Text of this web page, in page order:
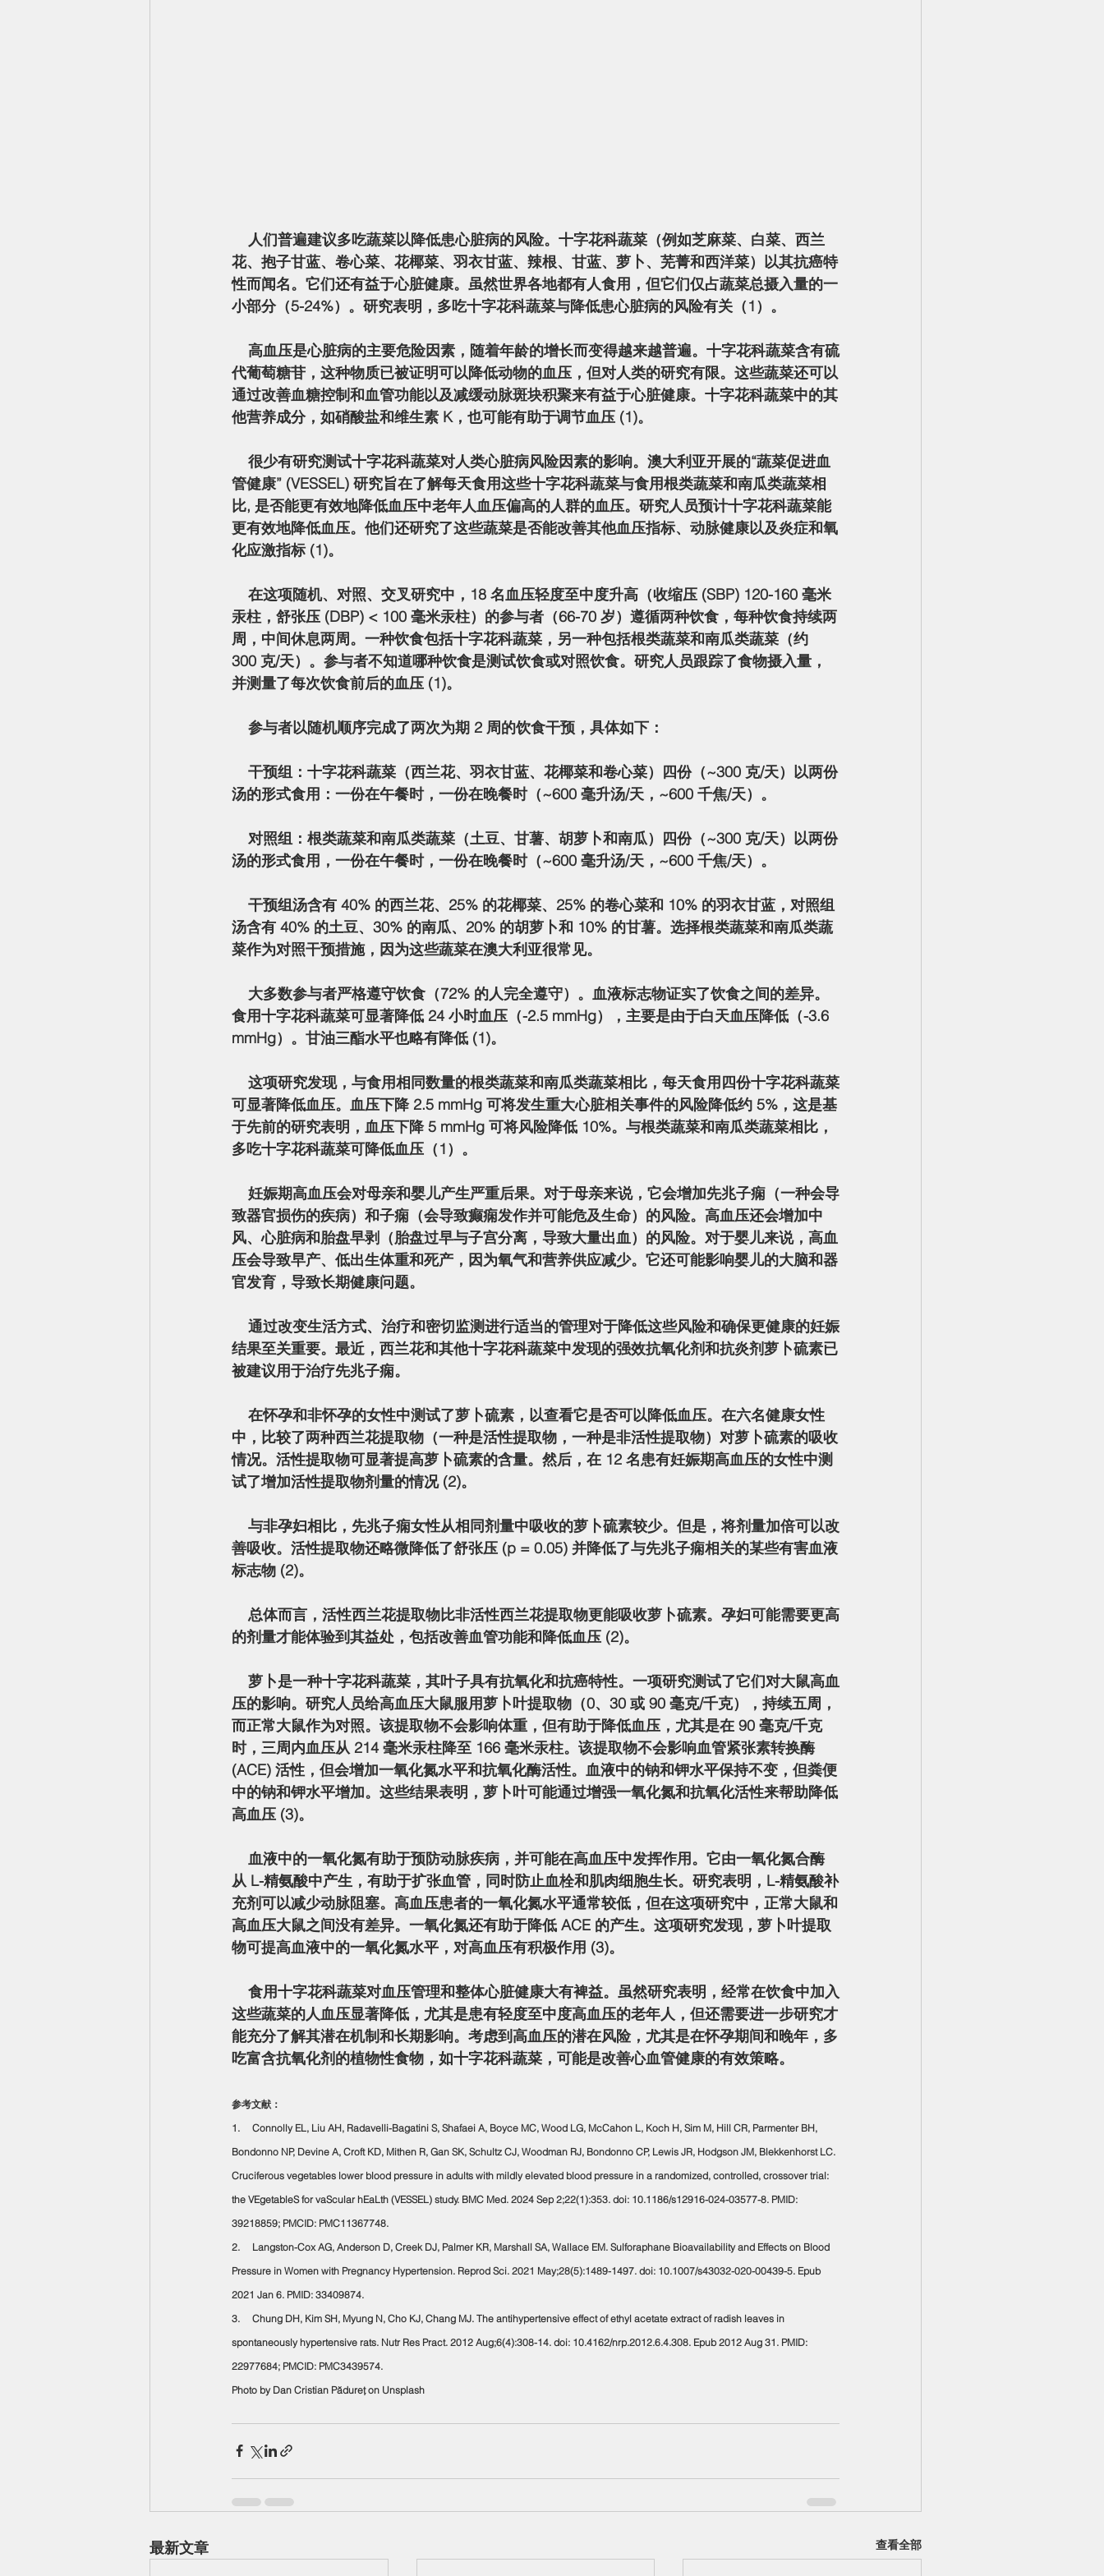
花、抱子甘蓝、卷心菜、花椰菜、羽衣甘蓝、辣根、甘蓝、萝卜、芜菁和西洋菜）以其抗癌特
性而闻名。它们还有益于心脏健康。虽然世界各地都有人食用，但它们仅占蔬菜总摄入量的一
小部分（5-24%）。研究表明，多吃十字花科蔬菜与降低患心脏病的风险有关（1）。
代葡萄糖苷，这种物质已被证明可以降低动物的血压，但对人类的研究有限。这些蔬菜还可以
通过改善血糖控制和血管功能以及减缓动脉斑块积聚来有益于心脏健康。十字花科蔬菜中的其
他营养成分，如硝酸盐和维生素 K，也可能有助于调节血压 (1)。
管健康” (VESSEL) 研究旨在了解每天食用这些十字花科蔬菜与食用根类蔬菜和南瓜类蔬菜相
比, 是否能更有效地降低血压中老年人血压偏高的人群的血压。研究人员预计十字花科蔬菜能
更有效地降低血压。他们还研究了这些蔬菜是否能改善其他血压指标、动脉健康以及炎症和氧
化应激指标 (1)。
汞柱，舒张压 (DBP) < 100 毫米汞柱）的参与者（66-70 岁）遵循两种饮食，每种饮食持续两
周，中间休息两周。一种饮食包括十字花科蔬菜，另一种包括根类蔬菜和南瓜类蔬菜（约
300 克/天）。参与者不知道哪种饮食是测试饮食或对照饮食。研究人员跟踪了食物摄入量，
并测量了每次饮食前后的血压 (1)。
    参与者以随机顺序完成了两次为期 2 周的饮食干预，具体如下：
汤的形式食用：一份在午餐时，一份在晚餐时（~600 毫升汤/天，~600 千焦/天）。
汤的形式食用，一份在午餐时，一份在晚餐时（~600 毫升汤/天，~600 千焦/天）。
汤含有 40% 的土豆、30% 的南瓜、20% 的胡萝卜和 10% 的甘薯。选择根类蔬菜和南瓜类蔬
菜作为对照干预措施，因为这些蔬菜在澳大利亚很常见。
食用十字花科蔬菜可显著降低 24 小时血压（-2.5 mmHg），主要是由于白天血压降低（-3.6
mmHg）。甘油三酯水平也略有降低 (1)。
可显著降低血压。血压下降 2.5 mmHg 可将发生重大心脏相关事件的风险降低约 5%，这是基
于先前的研究表明，血压下降 5 mmHg 可将风险降低 10%。与根类蔬菜和南瓜类蔬菜相比，
多吃十字花科蔬菜可降低血压（1）。
致器官损伤的疾病）和子痫（会导致癫痫发作并可能危及生命）的风险。高血压还会增加中
风、心脏病和胎盘早剥（胎盘过早与子宫分离，导致大量出血）的风险。对于婴儿来说，高血
压会导致早产、低出生体重和死产，因为氧气和营养供应减少。它还可能影响婴儿的大脑和器
官发育，导致长期健康问题。
结果至关重要。最近，西兰花和其他十字花科蔬菜中发现的强效抗氧化剂和抗炎剂萝卜硫素已
被建议用于治疗先兆子痫。
中，比较了两种西兰花提取物（一种是活性提取物，一种是非活性提取物）对萝卜硫素的吸收
情况。活性提取物可显著提高萝卜硫素的含量。然后，在 12 名患有妊娠期高血压的女性中测
试了增加活性提取物剂量的情况 (2)。
善吸收。活性提取物还略微降低了舒张压 (p = 0.05) 并降低了与先兆子痫相关的某些有害血液
标志物 (2)。
的剂量才能体验到其益处，包括改善血管功能和降低血压 (2)。
压的影响。研究人员给高血压大鼠服用萝卜叶提取物（0、30 或 90 毫克/千克），持续五周，
而正常大鼠作为对照。该提取物不会影响体重，但有助于降低血压，尤其是在 90 毫克/千克
时，三周内血压从 214 毫米汞柱降至 166 毫米汞柱。该提取物不会影响血管紧张素转换酶
(ACE) 活性，但会增加一氧化氮水平和抗氧化酶活性。血液中的钠和钾水平保持不变，但粪便
中的钠和钾水平增加。这些结果表明，萝卜叶可能通过增强一氧化氮和抗氧化活性来帮助降低
高血压 (3)。
从 L-精氨酸中产生，有助于扩张血管，同时防止血栓和肌肉细胞生长。研究表明，L-精氨酸补
充剂可以减少动脉阻塞。高血压患者的一氧化氮水平通常较低，但在这项研究中，正常大鼠和
高血压大鼠之间没有差异。一氧化氮还有助于降低 ACE 的产生。这项研究发现，萝卜叶​​提取
物可提高血液中的一氧化氮水平，对高血压有积极作用 (3)。
这些蔬菜的人血压显著降低，尤其是患有轻度至中度高血压的老年人，但还需要进一步研究才
能充分了解其潜在机制和长期影响。考虑到高血压的潜在风险，尤其是在怀孕期间和晚年，多
吃富含抗氧化剂的植物性食物，如十字花科蔬菜，可能是改善心血管健康的有效策略。
参考文献：
1.     Connolly EL, Liu AH, Radavelli-Bagatini S, Shafaei A, Boyce MC, Wood LG, McCahon L, Koch H, Sim M, Hill CR, Parmenter BH,
Bondonno NP, Devine A, Croft KD, Mithen R, Gan SK, Schultz CJ, Woodman RJ, Bondonno CP, Lewis JR, Hodgson JM, Blekkenhorst LC.
Cruciferous vegetables lower blood pressure in adults with mildly elevated blood pressure in a randomized, controlled, crossover trial:
the VEgetableS for vaScular hEaLth (VESSEL) study. BMC Med. 2024 Sep 2;22(1):353. doi: 10.1186/s12916-024-03577-8. PMID:
39218859; PMCID: PMC11367748.
2.     Langston-Cox AG, Anderson D, Creek DJ, Palmer KR, Marshall SA, Wallace EM. Sulforaphane Bioavailability and Effects on Blood
Pressure in Women with Pregnancy Hypertension. Reprod Sci. 2021 May;28(5):1489-1497. doi: 10.1007/s43032-020-00439-5. Epub
2021 Jan 6. PMID: 33409874.
3.     Chung DH, Kim SH, Myung N, Cho KJ, Chang MJ. The antihypertensive effect of ethyl acetate extract of radish leaves in
spontaneously hypertensive rats. Nutr Res Pract. 2012 Aug;6(4):308-14. doi: 10.4162/nrp.2012.6.4.308. Epub 2012 Aug 31. PMID:
22977684; PMCID: PMC3439574.
Photo by Dan Cristian Pădureț on Unsplash
最新文章 查看全部